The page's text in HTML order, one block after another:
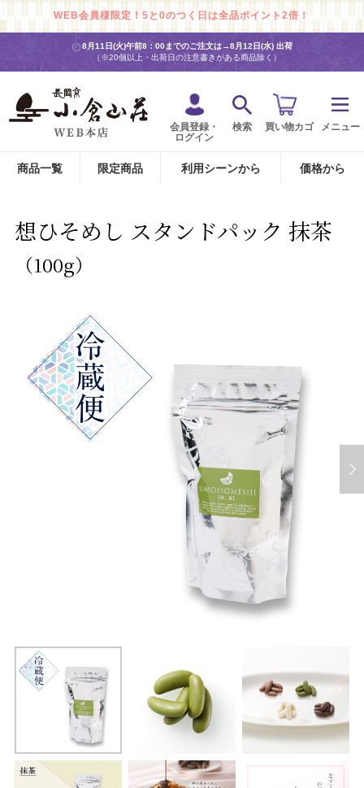
WEB会員様限定！5と0のつく日は全品ポイント2倍！
8月11日(火)午前8：00までのご注文は→8月12日(水) 出荷
（※20個以上・出荷日の注意書きがある商品除く）
会員登録・
ログイン
検索 買い物カゴ メニュー
商品一覧 限定商品 利用シーンから 価格から
想ひそめし スタンドパック 抹茶
（100g）